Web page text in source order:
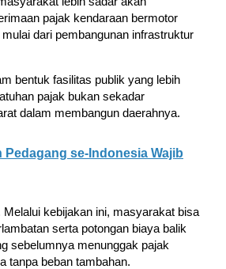
pajak kendaraan bermotor
dari pembangunan infrastruktur
bentuk fasilitas publik yang lebih
pajak bukan sekadar
dalam membangun daerahnya.
se-Indonesia Wajib
kebijakan ini, masyarakat bisa
serta potongan biaya balik
sebelumnya menunggak pajak
tanpa beban tambahan.